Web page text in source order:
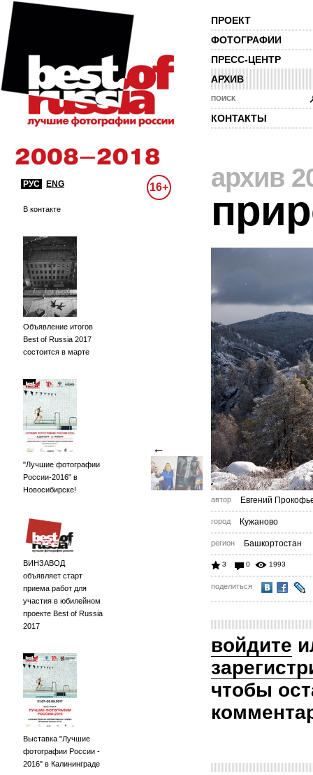
ПРОЕКТ
ФОТОГРАФИИ
ПРЕСС-ЦЕНТР
АРХИВ
ПОИСК
КОНТАКТЫ
РУС ENG 16+
В контакте
Объявление итогов
Best of Russia 2017
состоится в марте
"Лучшие фотографии
России-2016" в
Новосибирске!
ВИНЗАВОД
объявляет старт
приема работ для
участия в юбилейном
проекте Best of Russia
2017
Выставка "Лучшие
фотографии России -
2016" в Калининграде
архив
←
автор Евгений
город Кужаново
регион Башкортостан
3 0 1993
поделиться
войдите
чтобы